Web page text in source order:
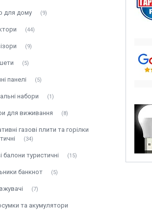
для дому 9
44
9
5
панелі 5
набори 1
для виживання 8
газові плити та горілки
34
балони туристичні 15
банкнот 5
7
та акумулятори